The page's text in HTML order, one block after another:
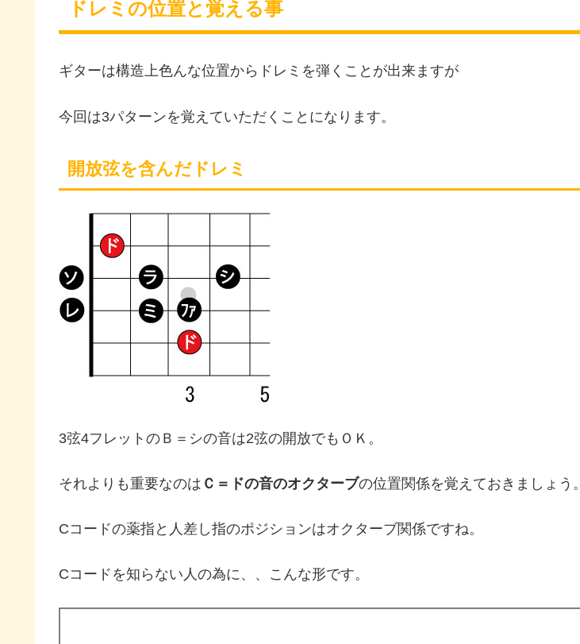
ドレミの位置と覚える事
ギターは構造上色んな位置からドレミを弾くことが出来ますが
今回は3パターンを覚えていただくことになります。
開放弦を含んだドレミ
3弦4フレットのＢ＝シの音は2弦の開放でもＯＫ。
それよりも重要なのは Ｃ＝ドの音のオクターブの位置関係を覚えておきましょう。
Cコードの薬指と人差し指のポジションはオクターブ関係ですね。
Cコードを知らない人の為に、、こんな形です。